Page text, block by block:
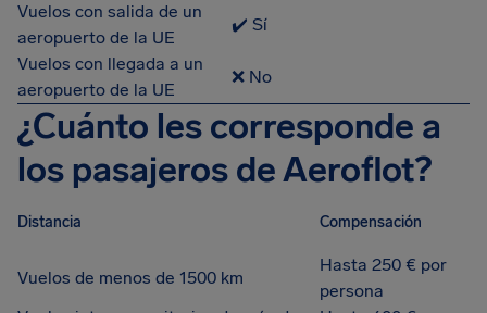
Vuelos con salida de un
aeropuerto de la UE
✔️ Sí
Vuelos con llegada a un
aeropuerto de la UE
❌ No
¿Cuánto les corresponde a
los pasajeros de Aeroflot?
Distancia Compensación
Vuelos de menos de 1500 km
Hasta 250 € por
persona